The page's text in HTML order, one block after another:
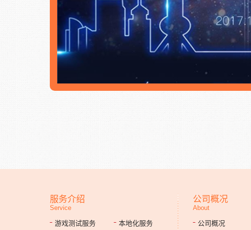
服务介绍
Service
游戏测试服务 本地化服务
公司概况
About
公司概况